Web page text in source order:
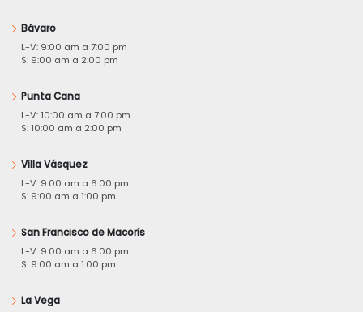
Bávaro
L-V: 9:00 am a 7:00 pm
S: 9:00 am a 2:00 pm
Punta Cana
L-V: 10:00 am a 7:00 pm
S: 10:00 am a 2:00 pm
Villa Vásquez
L-V: 9:00 am a 6:00 pm
S: 9:00 am a 1:00 pm
San Francisco de Macorís
L-V: 9:00 am a 6:00 pm
S: 9:00 am a 1:00 pm
La Vega